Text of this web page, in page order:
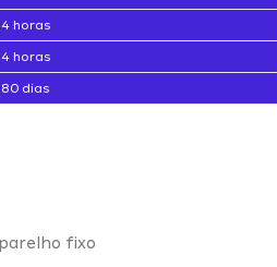
horas
horas
dias
fixo